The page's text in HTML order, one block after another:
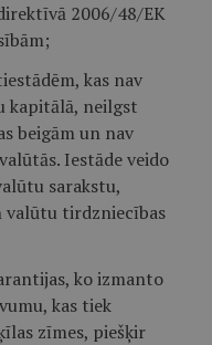
2006/48/EK
kas nav
kapitālā, neilgst
beigām un nav
Iestāde veido
sarakstu,
valūtu tirdzniecības
ko izmanto
kas tiek
zīmes, piešķir